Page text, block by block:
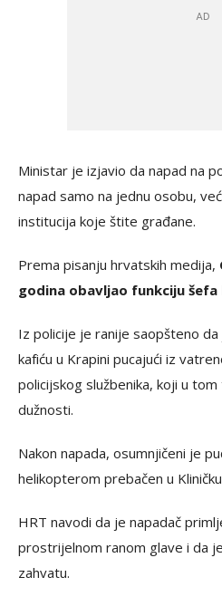
Ministar je izjavio da napad na
napad samo na jednu osobu,
institucija koje štite građane.
Prema pisanju hrvatskih medija,
godina obavljao funkciju
Iz policije je ranije saopšteno
kafiću u Krapini pucajući iz
policijskog službenika, koji u
dužnosti.
Nakon napada, osumnjičeni je
helikopterom prebačen u
HRT navodi da je napadač
prostrijelnom ranom glave i da
zahvatu.